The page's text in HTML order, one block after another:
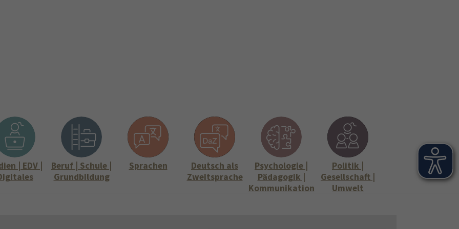
| EDV |
Beruf | Schule |
Grundbildung
Sprachen
Deutsch als
Zweitsprache
Psychologie |
Pädagogik |
Kommunikation
Politik |
Gesellschaft |
Umwelt